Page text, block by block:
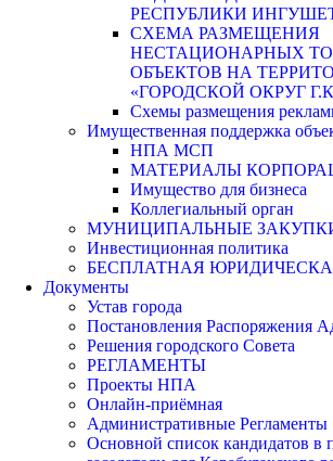
РЕСПУБЛИКИ
СХЕМА РАЗМЕЩЕНИЯ
НЕСТАЦИОНАРНЫХ
ОБЪЕКТОВ НА
«ГОРОДСКОЙ ОКРУГ
Схемы размещения
Имущественная поддержка
НПА МСП
МАТЕРИАЛЫ
Имущество для бизнеса
Коллегиальный орган
МУНИЦИПАЛЬНЫЕ
Инвестиционная политика
БЕСПЛАТНАЯ
Документы
Устав города
Постановления Распоряжения
Решения городского Совета
РЕГЛАМЕНТЫ
Проекты НПА
Онлайн-приёмная
Административные Регламенты
Основной список кандидатов в